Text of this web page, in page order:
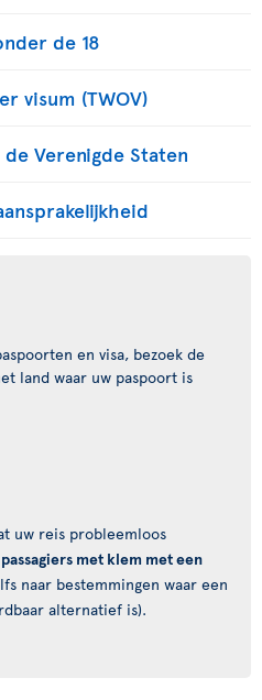
de 18
visum (TWOV)
Verenigde Staten
en visa, bezoek de
land waar uw paspoort is
uw reis probleemloos
met klem met een
naar bestemmingen waar een
alternatief is).